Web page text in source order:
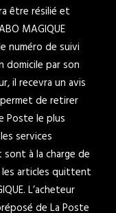
être résilié et
MAGIQUE
numéro de suivi
domicile par son
il recevra un avis
de retirer
Poste le plus
services
à la charge de
les articles quittent
L’acheteur
de La Poste